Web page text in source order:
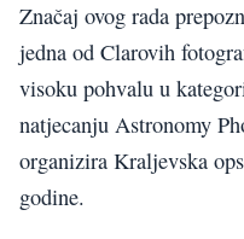
Značaj ovog rada
jedna od Clarovih
visoku pohvalu u
natjecanju Astronomy
organizira Kraljevska
godine.